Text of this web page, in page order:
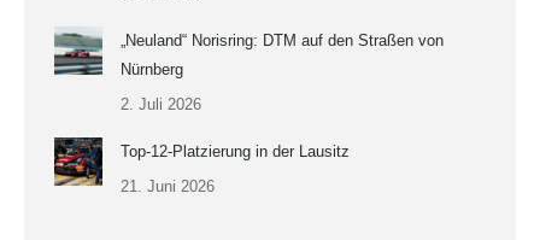
„Neuland“ Norisring: DTM auf den Straßen von
Nürnberg
2. Juli 2026
Top-12-Platzierung in der Lausitz
21. Juni 2026